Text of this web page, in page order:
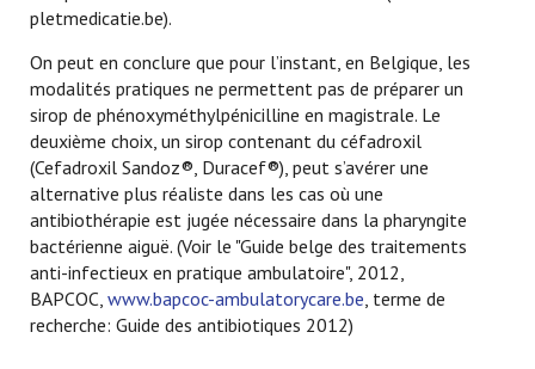
pletmedicatie.be).
On peut en conclure que pour l’instant, en Belgique, les
modalités pratiques ne permettent pas de préparer un
sirop de phénoxyméthylpénicilline en magistrale. Le
deuxième choix, un sirop contenant du céfadroxil
(Cefadroxil Sandoz®, Duracef®), peut s’avérer une
alternative plus réaliste dans les cas où une
antibiothérapie est jugée nécessaire dans la pharyngite
bactérienne aiguë. (Voir le "Guide belge des traitements
anti-infectieux en pratique ambulatoire", 2012,
BAPCOC, www.bapcoc-ambulatorycare.be, terme de
recherche: Guide des antibiotiques 2012)